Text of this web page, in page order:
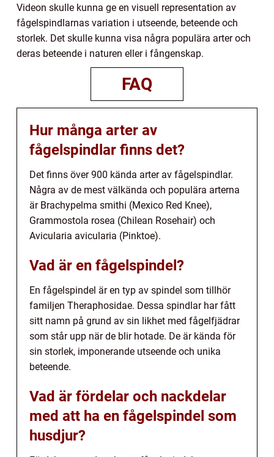
Videon skulle kunna ge en visuell representation av
fågelspindlarnas variation i utseende, beteende och
storlek. Det skulle kunna visa några populära arter och
deras beteende i naturen eller i fångenskap.
FAQ
Hur många arter av
fågelspindlar finns det?
Det finns över 900 kända arter av fågelspindlar.
Några av de mest välkända och populära arterna
är Brachypelma smithi (Mexico Red Knee),
Grammostola rosea (Chilean Rosehair) och
Avicularia avicularia (Pinktoe).
Vad är en fågelspindel?
En fågelspindel är en typ av spindel som tillhör
familjen Theraphosidae. Dessa spindlar har fått
sitt namn på grund av sin likhet med fågelfjädrar
som står upp när de blir hotade. De är kända för
sin storlek, imponerande utseende och unika
beteende.
Vad är fördelar och nackdelar
med att ha en fågelspindel som
husdjur?